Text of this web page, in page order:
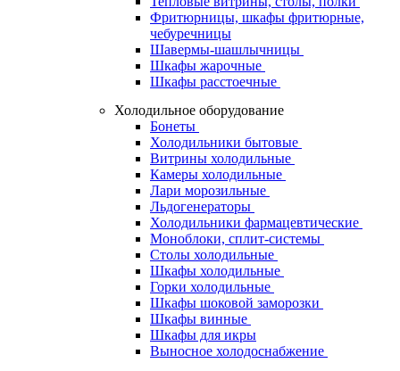
Фритюрницы, шкафы фритюрные,
чебуречницы
Шавермы-шашлычницы
Шкафы жарочные
Шкафы расстоечные
Холодильное оборудование
Бонеты
Холодильники бытовые
Витрины холодильные
Камеры холодильные
Лари морозильные
Льдогенераторы
Холодильники фармацевтические
Моноблоки, сплит-системы
Столы холодильные
Шкафы холодильные
Горки холодильные
Шкафы шоковой заморозки
Шкафы винные
Шкафы для икры
Выносное холодоснабжение